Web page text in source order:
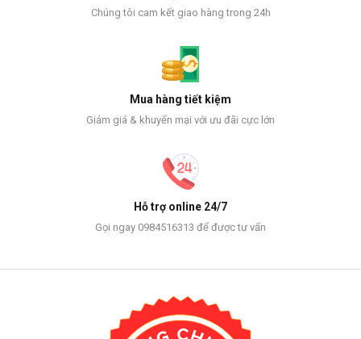
Chúng tôi cam kết giao hàng trong 24h
Mua hàng tiết kiệm
Giảm giá & khuyến mại với ưu đãi cực lớn
Hỗ trợ online 24/7
Gọi ngay 0984516313 để được tư vấn